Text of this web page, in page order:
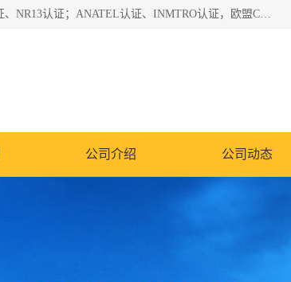
*是一家的测试、评估、检查与认机构，主要从事巴西NR10认证、NR12认证、NR13认证；ANATEL认证、INMTRO认证，欧盟CE认证：MD认证，PED认证，MID认证，ATEX认证，德国蓝色天使认证。
公司介绍 公司动态